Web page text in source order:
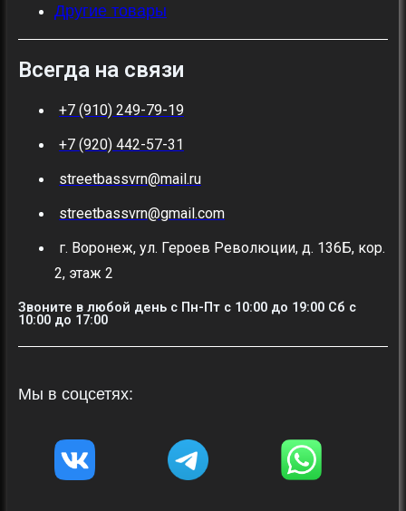
Другие товары
Всегда на связи
+7 (910) 249-79-19
+7 (920) 442-57-31
streetbassvrn@mail.ru
streetbassvrn@gmail.com
г. Воронеж, ул. Героев Революции, д. 136Б, кор.
2, этаж 2
Звоните в любой день с Пн-Пт c 10:00 до 19:00 Сб с
10:00 до 17:00
Мы в соцсетях: